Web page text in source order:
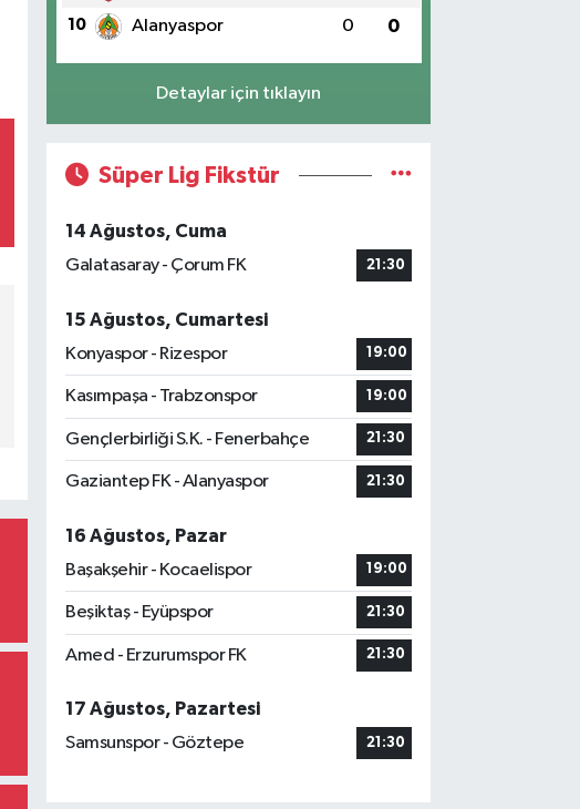
10 Alanyaspor 0 0
Detaylar için tıklayın
Süper Lig Fikstür
14 Ağustos, Cuma
Galatasaray - Çorum FK
21:30
15 Ağustos, Cumartesi
Konyaspor - Rizespor
19:00
Kasımpaşa - Trabzonspor 19:00
Gençlerbirliği S.K. - Fenerbahçe 21:30
Gaziantep FK - Alanyaspor 21:30
16 Ağustos, Pazar
Başakşehir - Kocaelispor
19:00
Beşiktaş - Eyüpspor 21:30
Amed - Erzurumspor FK 21:30
17 Ağustos, Pazartesi
Samsunspor - Göztepe
21:30